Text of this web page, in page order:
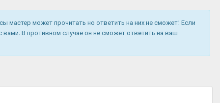
мастер может прочитать но ответить на них не сможет! Если
В противном случае он не сможет ответить на ваш